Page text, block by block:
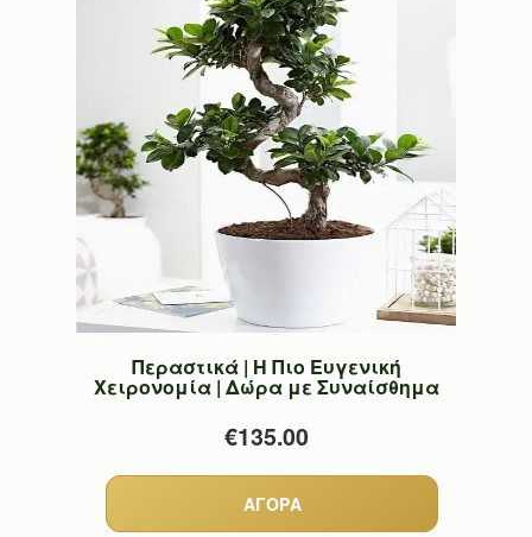
Περαστικά | Η Πιο Ευγενική
Χειρονομία | Δώρα με Συναίσθημα
€135.00